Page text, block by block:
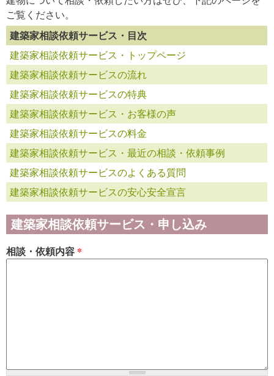
ご覧ください。
建築家相談依頼サービス・目次
建築家相談依頼サービス・トップページ
建築家相談依頼サービスの流れ
建築家相談依頼サービスの特典
建築家相談依頼サービス・お客様の声
建築家相談依頼サービスの料金
建築家相談依頼サービス・最近の相談・依頼事例
建築家相談依頼サービスのよくある質問
建築家相談依頼サービスの安心安全宣言
建築家相談依頼サービス・申し込み
相談・依頼内容 *